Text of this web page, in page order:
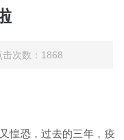
次数：1868
惶恐，过去的三年，疫